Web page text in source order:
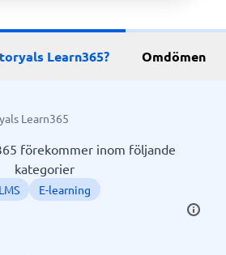
Learn365? Omdömen
Learn365
förekommer inom följande
kategorier
LMS E-learning